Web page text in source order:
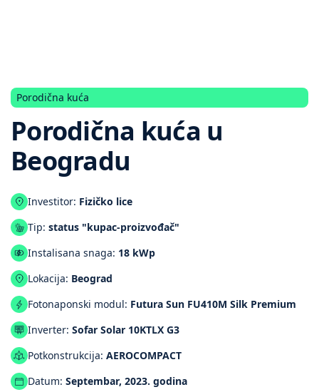
Porodična kuća
Porodična kuća u
Beogradu
Investitor: Fizičko lice
Tip: status "kupac-proizvođač"
Instalisana snaga: 18 kWp
Lokacija: Beograd
Fotonaponski modul: Futura Sun FU410M Silk Premium
Inverter: Sofar Solar 10KTLX G3
Potkonstrukcija: AEROCOMPACT
Datum: Septembar, 2023. godina